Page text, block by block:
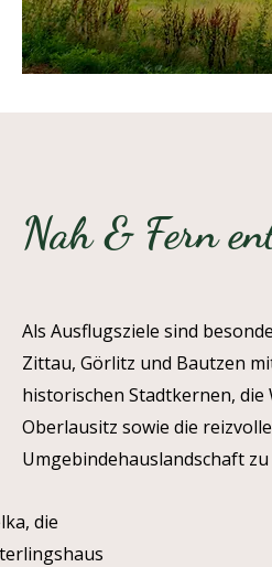
Nah & Fern
Als Ausflugsziele sind
Zittau, Görlitz und Bautzen
historischen Stadtkernen, die
Oberlausitz sowie die reizvolle
Umgebindehauslandschaft
die